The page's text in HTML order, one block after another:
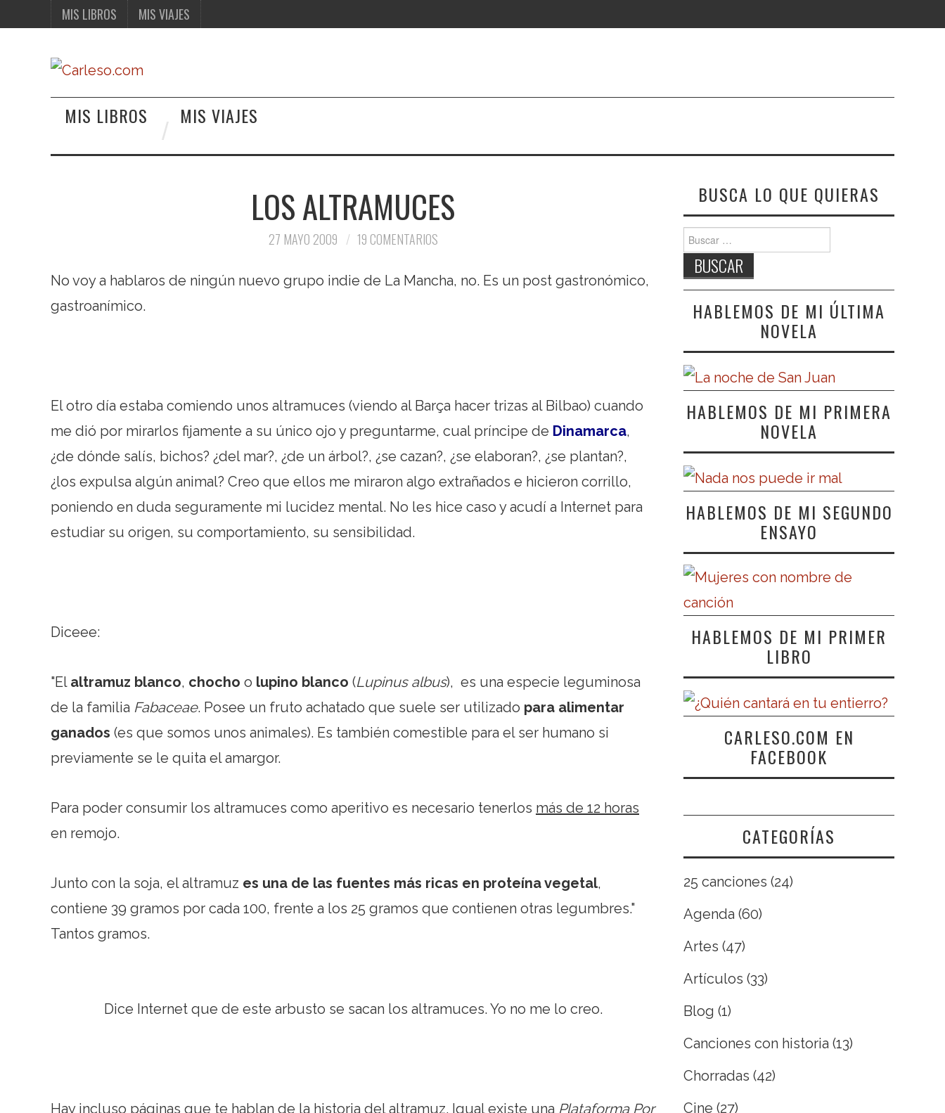
MIS LIBROS MIS VIAJES
MIS LIBROS MIS VIAJES
LOS ALTRAMUCES
27 MAYO 2009 19 COMENTARIOS
No voy a hablaros de ningún nuevo grupo indie de La Mancha, no. Es un post gastronómico,
gastroanímico.
El otro día estaba comiendo unos altramuces (viendo al Barça hacer trizas al Bilbao) cuando
me dió por mirarlos fijamente a su único ojo y preguntarme, cual príncipe de Dinamarca,
¿de dónde salís, bichos? ¿del mar?, ¿de un árbol?, ¿se cazan?, ¿se elaboran?, ¿se plantan?,
¿los expulsa algún animal? Creo que ellos me miraron algo extrañados e hicieron corrillo,
poniendo en duda seguramente mi lucidez mental. No les hice caso y acudí a Internet para
estudiar su origen, su comportamiento, su sensibilidad.
Diceee:
"El altramuz blanco, chocho o lupino blanco (Lupinus albus), es una especie leguminosa
de la familia Fabaceae. Posee un fruto achatado que suele ser utilizado para alimentar
ganados (es que somos unos animales). Es también comestible para el ser humano si
previamente se le quita el amargor.
Para poder consumir los altramuces como aperitivo es necesario tenerlos más de 12 horas
en remojo.
Junto con la soja, el altramuz es una de las fuentes más ricas en proteína vegetal,
contiene 39 gramos por cada 100, frente a los 25 gramos que contienen otras legumbres."
Tantos gramos.
Dice Internet que de este arbusto se sacan los altramuces. Yo no me lo creo.
Hay incluso páginas que te hablan de la historia del altramuz. Igual existe una Plataforma Por
BUSCA LO QUE QUIERAS
Buscar:
HABLEMOS DE MI ÚLTIMA
NOVELA
HABLEMOS DE MI PRIMERA
NOVELA
HABLEMOS DE MI SEGUNDO
ENSAYO
HABLEMOS DE MI PRIMER
LIBRO
CARLESO.COM EN
FACEBOOK
CATEGORÍAS
25 canciones (24)
Agenda (60)
Artes (47)
Artículos (33)
Blog (1)
Canciones con historia (13)
Chorradas (42)
Cine (27)